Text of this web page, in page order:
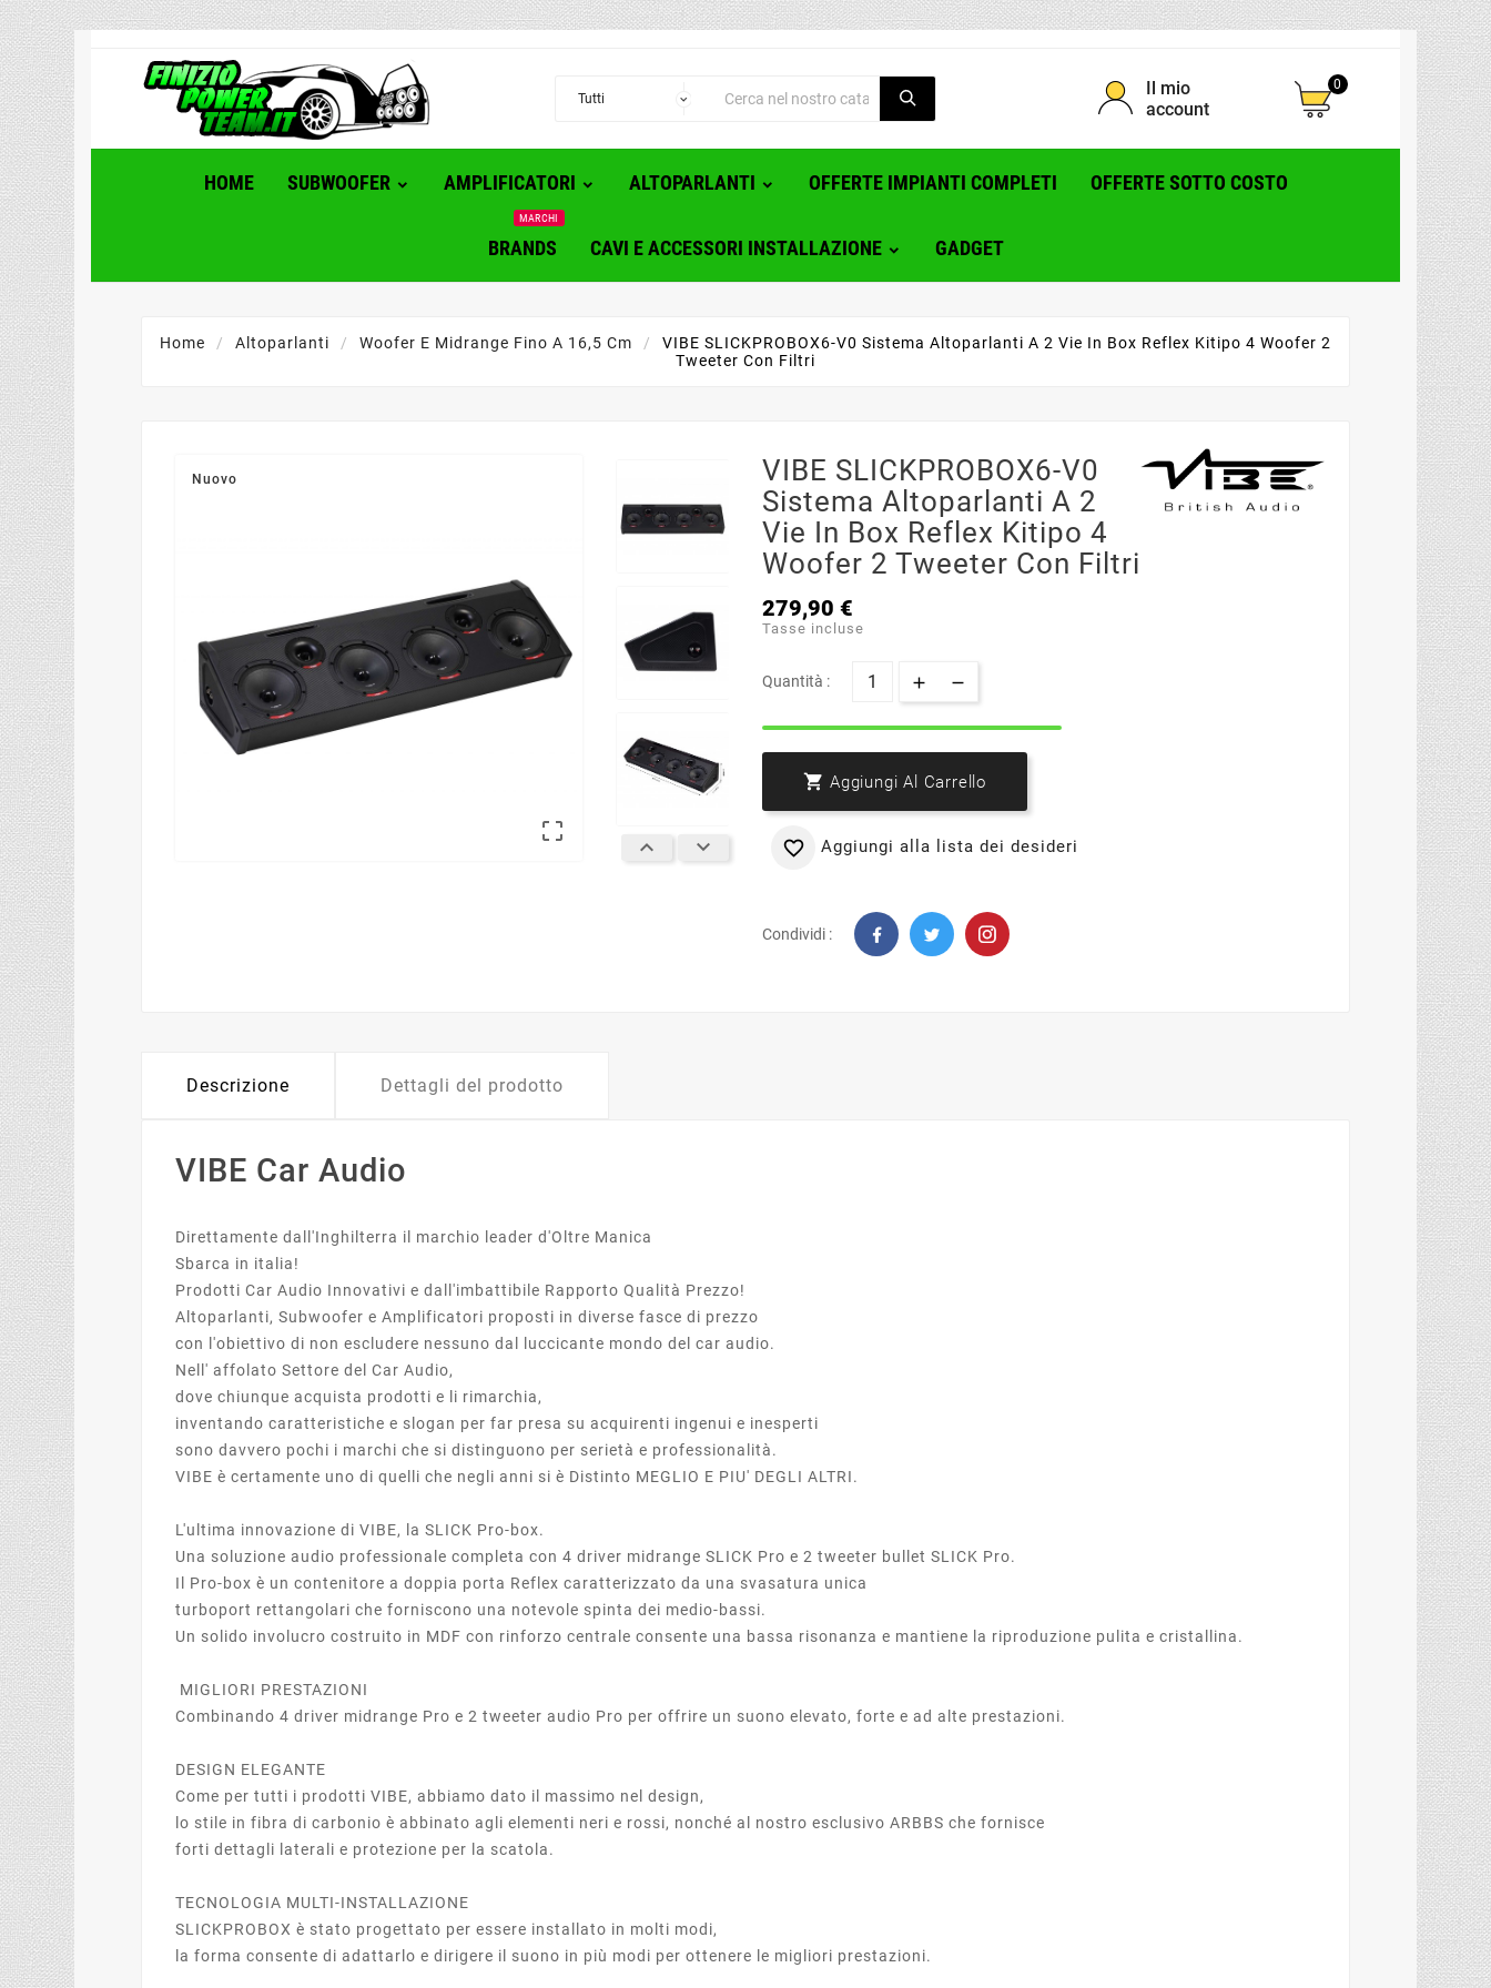
Il mio
account
0
HOME SUBWOOFER AMPLIFICATORI ALTOPARLANTI OFFERTE IMPIANTI COMPLETI OFFERTE SOTTO COSTO
BRANDS
MARCHI
CAVI E ACCESSORI INSTALLAZIONE GADGET
Home Altoparlanti Woofer E Midrange Fino A 16,5 Cm
VIBE SLICKPROBOX6-V0 Sistema Altoparlanti A 2 Vie In Box Reflex Kitipo 4 Woofer 2
Tweeter Con Filtri
Nuovo

 
VIBE SLICKPROBOX6-V0
Sistema Altoparlanti A 2
Vie In Box Reflex Kitipo 4
Woofer 2 Tweeter Con Filtri
279,90 €
Tasse incluse
Quantità :
 Aggiungi Al Carrello
 Aggiungi alla lista dei desideri
Condividi :
Descrizione Dettagli del prodotto
VIBE Car Audio
Direttamente dall'Inghilterra il marchio leader d'Oltre Manica
Sbarca in italia!
Prodotti Car Audio Innovativi e dall'imbattibile Rapporto Qualità Prezzo!
Altoparlanti, Subwoofer e Amplificatori proposti in diverse fasce di prezzo
con l'obiettivo di non escludere nessuno dal luccicante mondo del car audio.
Nell' affolato Settore del Car Audio,
dove chiunque acquista prodotti e li rimarchia,
inventando caratteristiche e slogan per far presa su acquirenti ingenui e inesperti
sono davvero pochi i marchi che si distinguono per serietà e professionalità.
VIBE è certamente uno di quelli che negli anni si è Distinto MEGLIO E PIU' DEGLI ALTRI.
L'ultima innovazione di VIBE, la SLICK Pro-box.
Una soluzione audio professionale completa con 4 driver midrange SLICK Pro e 2 tweeter bullet SLICK Pro.
Il Pro-box è un contenitore a doppia porta Reflex caratterizzato da una svasatura unica
turboport rettangolari che forniscono una notevole spinta dei medio-bassi.
Un solido involucro costruito in MDF con rinforzo centrale consente una bassa risonanza e mantiene la riproduzione pulita e cristallina.
MIGLIORI PRESTAZIONI
Combinando 4 driver midrange Pro e 2 tweeter audio Pro per offrire un suono elevato, forte e ad alte prestazioni.
DESIGN ELEGANTE
Come per tutti i prodotti VIBE, abbiamo dato il massimo nel design,
lo stile in fibra di carbonio è abbinato agli elementi neri e rossi, nonché al nostro esclusivo ARBBS che fornisce
forti dettagli laterali e protezione per la scatola.
TECNOLOGIA MULTI-INSTALLAZIONE
SLICKPROBOX è stato progettato per essere installato in molti modi,
la forma consente di adattarlo e dirigere il suono in più modi per ottenere le migliori prestazioni.